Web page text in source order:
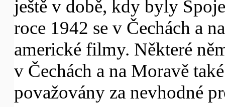
ještě v době, kdy byly
roce 1942 se v Čechách a
americké filmy. Některé
v Čechách a na Moravě
považovány za nevhodné